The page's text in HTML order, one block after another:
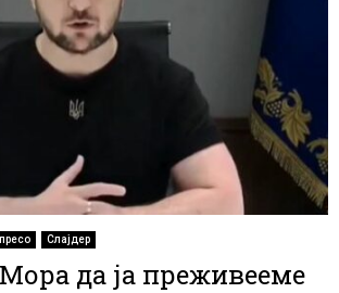
Слајдер
да ја преживееме